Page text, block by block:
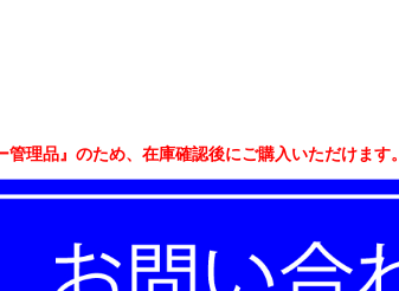
管理品』のため、在庫確認後にご購入いただけま